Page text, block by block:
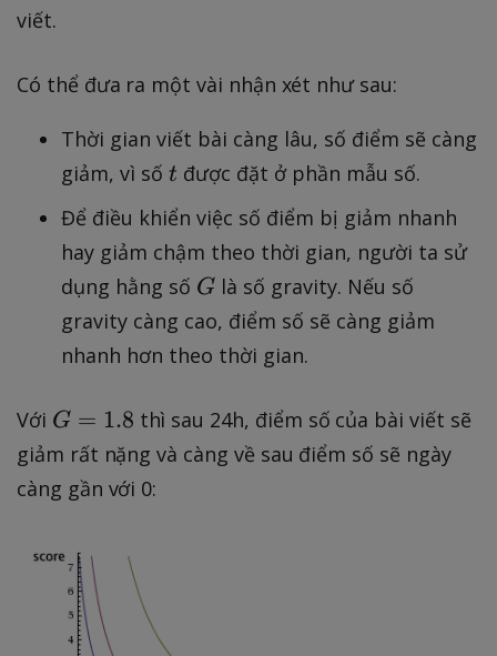
viết.
Có thể đưa ra một vài nhận xét như sau:
Thời gian viết bài càng lâu, số điểm sẽ càng
giảm, vì số t
t được đặt ở phần mẫu số.
Để điều khiển việc số điểm bị giảm nhanh
hay giảm chậm theo thời gian, người ta sử
dụng hằng số G
G là số gravity. Nếu số
gravity càng cao, điểm số sẽ càng giảm
nhanh hơn theo thời gian.
Với G
=
8
G = 1.8 thì sau 24h, điểm số của bài viết sẽ
giảm rất nặng và càng về sau điểm số sẽ ngày
càng gần với 0: